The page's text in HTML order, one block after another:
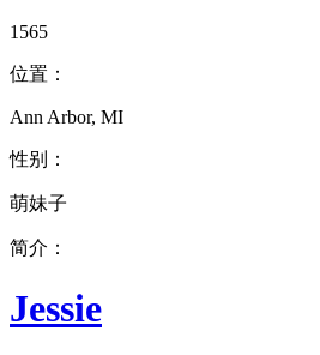
1565
位置：
Ann Arbor, MI
性别：
萌妹子
简介：
Jessie